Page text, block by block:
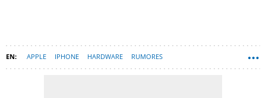
APPLE IPHONE HARDWARE RUMORES